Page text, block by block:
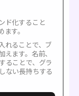
ド化すること
す。
れることで、ブ
ます。名前、
ることで、グラ
ない長持ちする